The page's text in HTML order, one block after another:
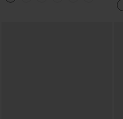
bauchformend, mit Taschen